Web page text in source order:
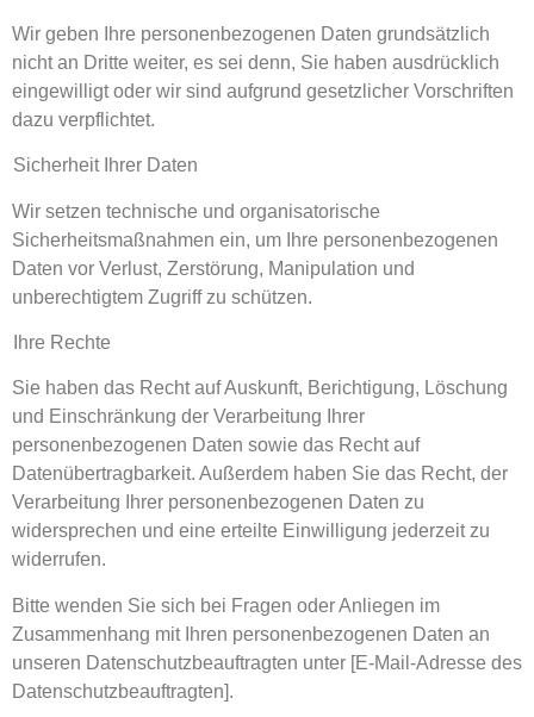
Wir geben Ihre personenbezogenen Daten grundsätzlich
nicht an Dritte weiter, es sei denn, Sie haben ausdrücklich
eingewilligt oder wir sind aufgrund gesetzlicher Vorschriften
dazu verpflichtet.
Sicherheit Ihrer Daten
Wir setzen technische und organisatorische
Sicherheitsmaßnahmen ein, um Ihre personenbezogenen
Daten vor Verlust, Zerstörung, Manipulation und
unberechtigtem Zugriff zu schützen.
Ihre Rechte
Sie haben das Recht auf Auskunft, Berichtigung, Löschung
und Einschränkung der Verarbeitung Ihrer
personenbezogenen Daten sowie das Recht auf
Datenübertragbarkeit. Außerdem haben Sie das Recht, der
Verarbeitung Ihrer personenbezogenen Daten zu
widersprechen und eine erteilte Einwilligung jederzeit zu
widerrufen.
Bitte wenden Sie sich bei Fragen oder Anliegen im
Zusammenhang mit Ihren personenbezogenen Daten an
unseren Datenschutzbeauftragten unter [E-Mail-Adresse des
Datenschutzbeauftragten].